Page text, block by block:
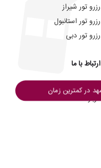
در کمترین زمان
رزرو تور شیراز
رزرو تور استانبول
رزرو تور دبی
ارتباط با ما
تماس با ما
درباره ما